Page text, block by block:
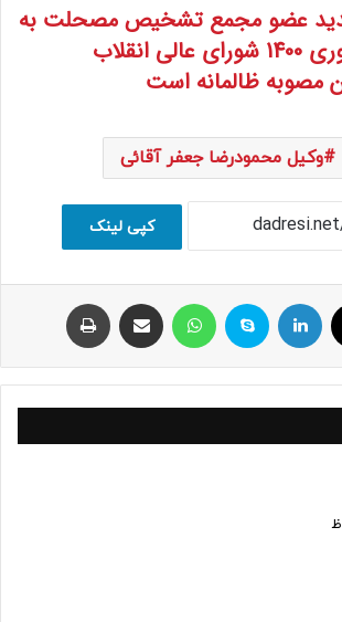
عضو مجمع تشخیص مصحلت به
مصوبه کنکوری 1400 شورای عالی انقلاب
مصوبه ظالمانه است
وکیل محمودرضا جعفر آقائی
کپی لینک
ایکس لینکداین اسکایپ اشتراک با ایمیل